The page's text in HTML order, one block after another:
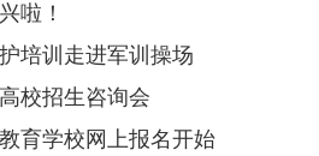
啦！
培训走进军训操场
校招生咨询会
育学校网上报名开始